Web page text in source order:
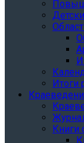
Итоги
Книги